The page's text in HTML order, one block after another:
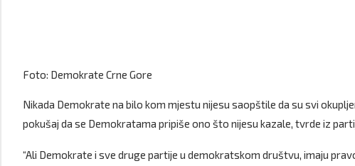
Foto: Demokrate Crne Gore
Nikada Demokrate na bilo kom mjestu nijesu saopštile da su svi
pokušaj da se Demokratama pripiše ono što nijesu kazale, tvrde iz
“Ali Demokrate i sve druge partije u demokratskom društvu, imaju